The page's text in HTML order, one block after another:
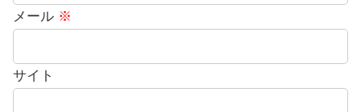
メール ※
サイト